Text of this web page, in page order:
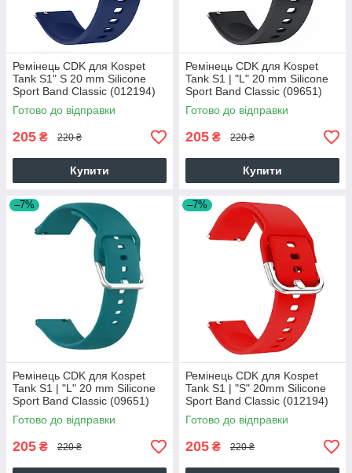
Ремінець CDK для Kospet
Tank S1" S 20 mm Silicone
Sport Band Classic (012194)
(dark blue)
Готово до відправки
205 ₴ 220 ₴
Купити
Ремінець CDK для Kospet
Tank S1 | "L" 20 mm Silicone
Sport Band Classic (09651)
(black)
Готово до відправки
205 ₴ 220 ₴
Купити
–7%
Ремінець CDK для Kospet
Tank S1 | "L" 20 mm Silicone
Sport Band Classic (09651)
(ocean blue)
Готово до відправки
205 ₴ 220 ₴
–7%
Ремінець CDK для Kospet
Tank S1 | "S" 20mm Silicone
Sport Band Classic (012194)
(red)
Готово до відправки
205 ₴ 220 ₴